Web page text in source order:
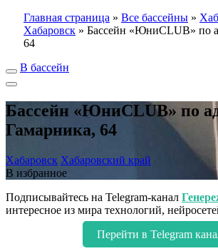
Главная страница » Все бассейны »
Хабаровск » Бассейн «ЮниCLUB» по
64
В бассейн
Бассейн «ЮниCLUB» по
Гамарника, 64
Хабаровск Хабаровский край
В избранное
Подписывайтесь на Telegram-канал
интересное из мира технологий,
Перейти в Telegram